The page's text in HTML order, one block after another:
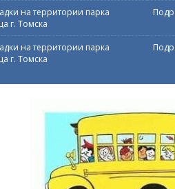
на территории парка
г. Томска
на территории парка
г. Томска